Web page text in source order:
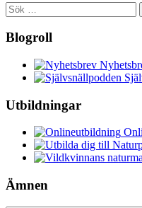
Sök
efter:
Blogroll
Utbildningar
Ämnen